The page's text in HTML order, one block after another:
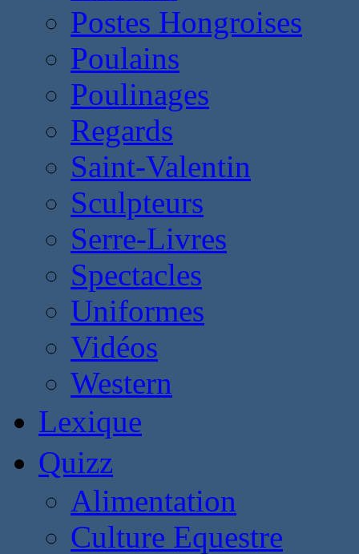
Postes Hongroises
Poulains
Poulinages
Regards
Saint-Valentin
Sculpteurs
Serre-Livres
Spectacles
Uniformes
Vidéos
Western
Lexique
Quizz
Alimentation
Culture Equestre